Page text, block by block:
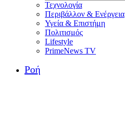
Τεχνολογία
Περιβάλλον & Ενέργεια
Υγεία & Επιστήμη
Πολιτισμός
Lifestyle
PrimeNews TV
Ροή